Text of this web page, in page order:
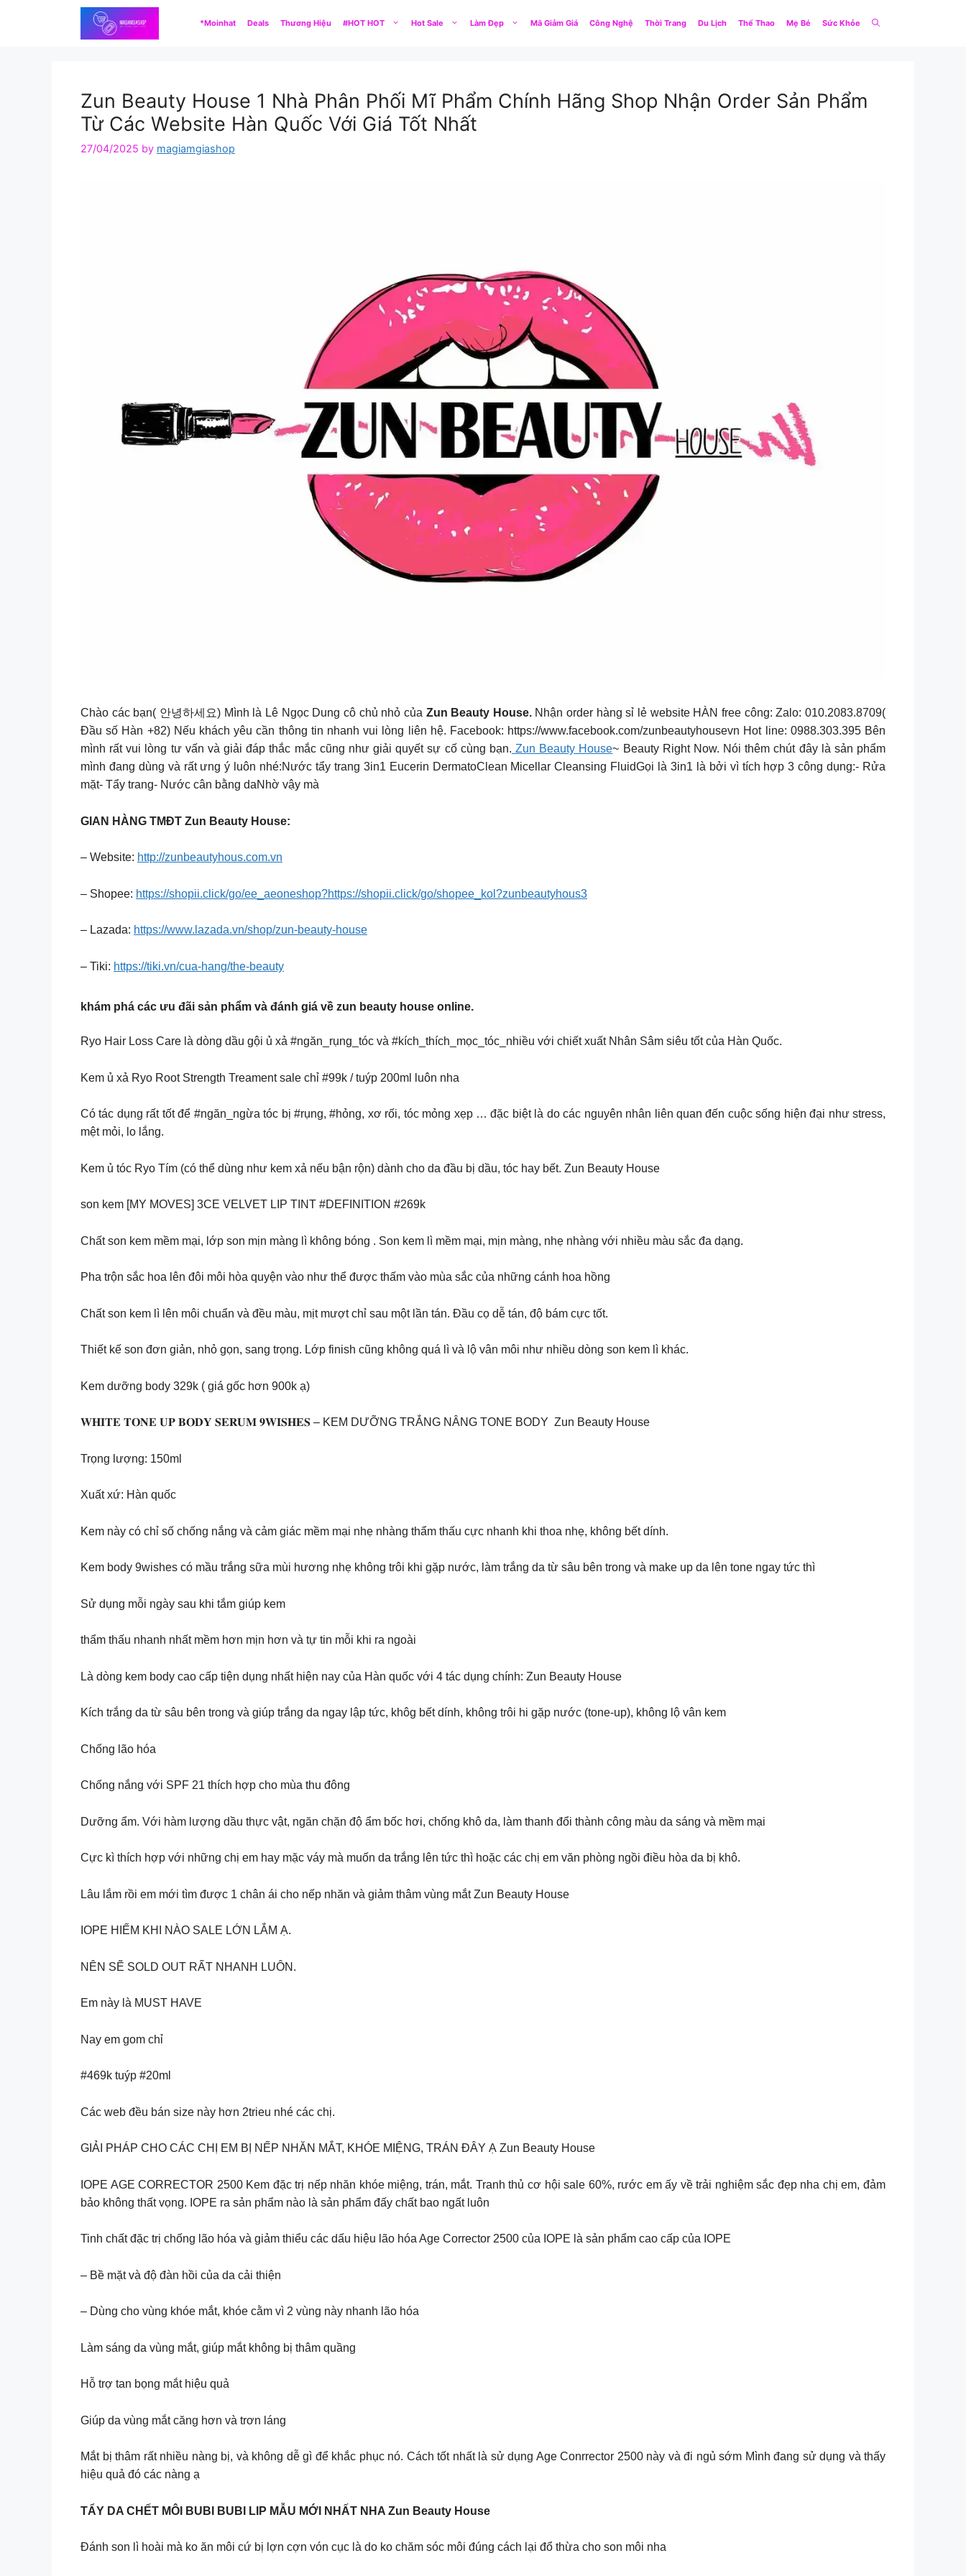
*Moinhat Deals Thương Hiệu #HOT HOT Hot Sale Làm Đẹp Mã Giảm Giá Công Nghệ Thời Trang Du Lịch Thể Thao Mẹ Bé Sức Khỏe
Zun Beauty House 1 Nhà Phân Phối Mĩ Phẩm Chính Hãng Shop Nhận Order Sản Phẩm
Từ Các Website Hàn Quốc Với Giá Tốt Nhất
27/04/2025 by magiamgiashop
Chào các bạn( 안녕하세요) Mình là Lê Ngọc Dung cô chủ nhỏ của Zun Beauty House.Nhận order hàng sỉ lẻ website HÀN free công: Zalo: 010.2083.8709(
Đầu số Hàn +82) Nếu khách yêu cần thông tin nhanh vui lòng liên hệ. Facebook: https://www.facebook.com/zunbeautyhousevn Hot line: 0988.303.395 Bên
mình rất vui lòng tư vấn và giải đáp thắc mắc cũng như giải quyết sự cố cùng bạn. Zun Beauty House~ Beauty Right Now. Nói thêm chút đây là sản phẩm
mình đang dùng và rất ưng ý luôn nhé:Nước tẩy trang 3in1 Eucerin DermatoClean Micellar Cleansing FluidGọi là 3in1 là bởi vì tích hợp 3 công dụng:- Rửa
mặt- Tẩy trang- Nước cân bằng daNhờ vậy mà
GIAN HÀNG TMĐT Zun Beauty House:
– Website: http://zunbeautyhous.com.vn
– Shopee: https://shopii.click/go/ee_aeoneshop?https://shopii.click/go/shopee_kol?zunbeautyhous3
– Lazada: https://www.lazada.vn/shop/zun-beauty-house
– Tiki: https://tiki.vn/cua-hang/the-beauty
khám phá các ưu đãi sản phẩm và đánh giá về zun beauty house online.
Ryo Hair Loss Care là dòng dầu gội ủ xả #ngăn_rụng_tóc và #kích_thích_mọc_tóc_nhiều với chiết xuất Nhân Sâm siêu tốt của Hàn Quốc.
Kem ủ xả Ryo Root Strength Treament sale chỉ #99k / tuýp 200ml luôn nha
Có tác dụng rất tốt để #ngăn_ngừa tóc bị #rụng, #hỏng, xơ rối, tóc mỏng xẹp … đặc biệt là do các nguyên nhân liên quan đến cuộc sống hiện đại như stress,
mệt mỏi, lo lắng.
Kem ủ tóc Ryo Tím (có thể dùng như kem xả nếu bận rộn) dành cho da đầu bị dầu, tóc hay bết. Zun Beauty House
son kem [MY MOVES] 3CE VELVET LIP TINT #DEFINITION #269k
Chất son kem mềm mại, lớp son mịn màng lì không bóng . Son kem lì mềm mại, mịn màng, nhẹ nhàng với nhiều màu sắc đa dạng.
Pha trộn sắc hoa lên đôi môi hòa quyện vào như thể được thấm vào mùa sắc của những cánh hoa hồng
Chất son kem lì lên môi chuẩn và đều màu, mịt mượt chỉ sau một lần tán. Đầu cọ dễ tán, độ bám cực tốt.
Thiết kế son đơn giản, nhỏ gọn, sang trọng. Lớp finish cũng không quá lì và lộ vân môi như nhiều dòng son kem lì khác.
Kem dưỡng body 329k ( giá gốc hơn 900k ạ)
𝐖𝐇𝐈𝐓𝐄 𝐓𝐎𝐍𝐄 𝐔𝐏 𝐁𝐎𝐃𝐘 𝐒𝐄𝐑𝐔𝐌 𝟗𝐖𝐈𝐒𝐇𝐄𝐒 – KEM DƯỠNG TRẮNG NÂNG TONE BODY Zun Beauty House
Trọng lượng: 150ml
Xuất xứ: Hàn quốc
Kem này có chỉ số chống nắng và cảm giác mềm mại nhẹ nhàng thẩm thấu cực nhanh khi thoa nhẹ, không bết dính.
Kem body 9wishes có mầu trắng sữa mùi hương nhẹ không trôi khi gặp nước, làm trắng da từ sâu bên trong và make up da lên tone ngay tức thì
Sử dụng mỗi ngày sau khi tắm giúp kem
thẩm thấu nhanh nhất mềm hơn mịn hơn và tự tin mỗi khi ra ngoài
Là dòng kem body cao cấp tiện dụng nhất hiện nay của Hàn quốc với 4 tác dụng chính: Zun Beauty House
Kích trắng da từ sâu bên trong và giúp trắng da ngay lập tức, khôg bết dính, không trôi hi gặp nước (tone-up), không lộ vân kem
Chống lão hóa
Chống nắng với SPF 21 thích hợp cho mùa thu đông
Dưỡng ẩm. Với hàm lượng dầu thực vật, ngăn chặn độ ẩm bốc hơi, chống khô da, làm thanh đổi thành công màu da sáng và mềm mại
Cực kì thích hợp với những chị em hay mặc váy mà muốn da trắng lên tức thì hoặc các chị em văn phòng ngồi điều hòa da bị khô.
Lâu lắm rồi em mới tìm được 1 chân ái cho nếp nhăn và giảm thâm vùng mắt Zun Beauty House
IOPE HIẾM KHI NÀO SALE LỚN LẮM Ạ.
NÊN SẼ SOLD OUT RẤT NHANH LUÔN.
Em này là MUST HAVE
Nay em gom chỉ
#469k tuýp #20ml
Các web đều bán size này hơn 2trieu nhé các chị.
GIẢI PHÁP CHO CÁC CHỊ EM BỊ NẾP NHĂN MẮT, KHÓE MIỆNG, TRÁN ĐÂY Ạ Zun Beauty House
IOPE AGE CORRECTOR 2500 Kem đặc trị nếp nhăn khóe miệng, trán, mắt. Tranh thủ cơ hội sale 60%, rước em ấy về trải nghiệm sắc đẹp nha chị em, đảm
bảo không thất vọng. IOPE ra sản phẩm nào là sản phẩm đấy chất bao ngất luôn
Tinh chất đặc trị chống lão hóa và giảm thiểu các dấu hiệu lão hóa Age Corrector 2500 của IOPE là sản phẩm cao cấp của IOPE
– Bề mặt và độ đàn hồi của da cải thiện
– Dùng cho vùng khóe mắt, khóe cằm vì 2 vùng này nhanh lão hóa
Làm sáng da vùng mắt, giúp mắt không bị thâm quầng
Hỗ trợ tan bọng mắt hiệu quả
Giúp da vùng mắt căng hơn và trơn láng
Mắt bị thâm rất nhiều nàng bị, và không dễ gì để khắc phục nó. Cách tốt nhất là sử dụng Age Conrrector 2500 này và đi ngủ sớm Mình đang sử dụng và thấy
hiệu quả đó các nàng ạ
TẨY DA CHẾT MÔI BUBI BUBI LIP MẪU MỚI NHẤT NHA Zun Beauty House
Đánh son lì hoài mà ko ăn môi cứ bị lợn cợn vón cục là do ko chăm sóc môi đúng cách lại đổ thừa cho son môi nha